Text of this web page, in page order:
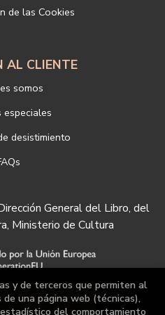
proteccion-de-datos
de las Cookies
AL CLIENTE
somos
especiales
desistimiento
General del Libro, del
Ministerio de Cultura
y de terceros que permiten al
una página web (técnicas),
del comportamiento